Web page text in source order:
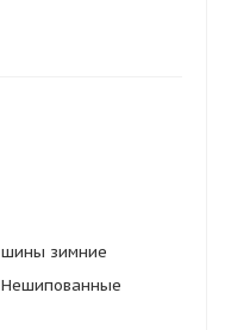
шины зимние
Нешипованные